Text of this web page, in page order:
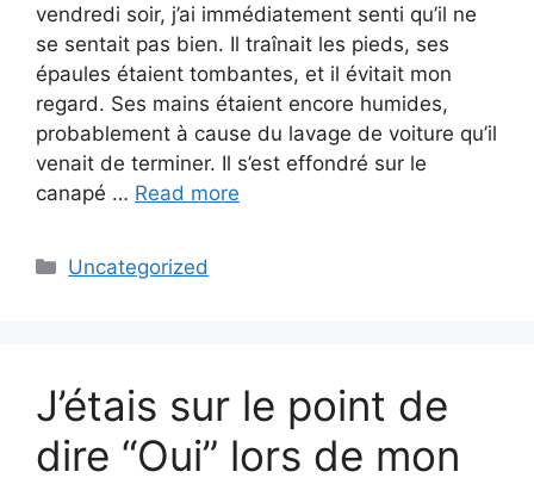
vendredi soir, j’ai immédiatement senti qu’il ne
se sentait pas bien. Il traînait les pieds, ses
épaules étaient tombantes, et il évitait mon
regard. Ses mains étaient encore humides,
probablement à cause du lavage de voiture qu’il
venait de terminer. Il s’est effondré sur le
canapé … Read more
Categories
Uncategorized
J’étais sur le point de
dire “Oui” lors de mon